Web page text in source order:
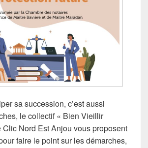
sa succession, c’est aussi
le collectif « Bien Vieillir
Clic Nord Est Anjou vous proposent
faire le point sur les démarches,